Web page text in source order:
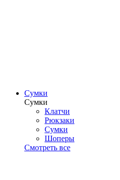
Сумки
Сумки
Клатчи
Рюкзаки
Сумки
Шоперы
Смотреть все